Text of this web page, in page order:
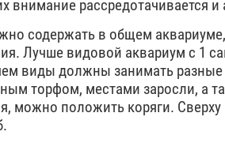
внимание рассредотачивается и
содержать в общем
Лучше видовой аквариум с 1
виды должны занимать
торфом, местами заросли, а
можно положить коряги.